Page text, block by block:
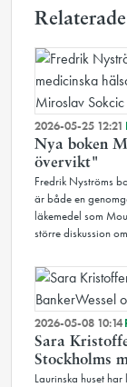
2026-05-25 12:21
Nya boken
övervikt"
Fredrik Nyströms
är både en
läkemedel som
större diskussion
2026-05-08 10:14
Sara
Stockholms
Laurinska huset